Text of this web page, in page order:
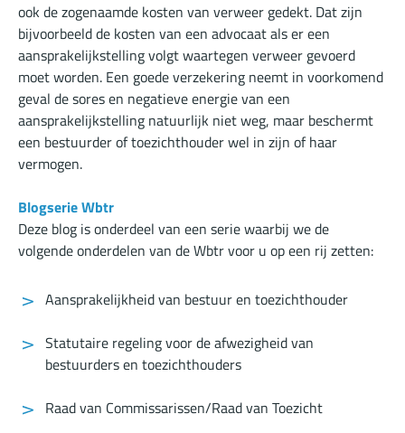
ook de zogenaamde kosten van verweer gedekt. Dat zijn
bijvoorbeeld de kosten van een advocaat als er een
aansprakelijkstelling volgt waartegen verweer gevoerd
moet worden. Een goede verzekering neemt in voorkomend
geval de sores en negatieve energie van een
aansprakelijkstelling natuurlijk niet weg, maar beschermt
een bestuurder of toezichthouder wel in zijn of haar
vermogen.
Blogserie Wbtr
Deze blog is onderdeel van een serie waarbij we de
volgende onderdelen van de Wbtr voor u op een rij zetten:
Aansprakelijkheid van bestuur en toezichthouder
Statutaire regeling voor de afwezigheid van
bestuurders en toezichthouders
Raad van Commissarissen/Raad van Toezicht